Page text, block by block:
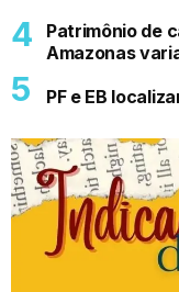
Patrimônio de
Amazonas
PF e EB